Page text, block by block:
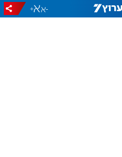
-
+